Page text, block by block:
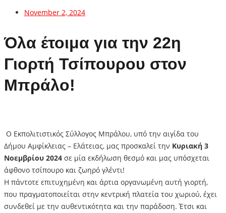
November 2, 2024
Όλα έτοιμα για την 22η
Γιορτή Τσίπουρου στον
Μπράλο!
Ο Εκπολιτιστικός Σύλλογος Μπράλου, υπό την αιγίδα του
Δήμου Αμφίκλειας – Ελάτειας, μας προσκαλεί την Κυριακή 3
Νοεμβρίου 2024 σε μία εκδήλωση θεσμό και μας υπόσχεται
άφθονο τσίπουρο και ζωηρό γλέντι!
Η πάντοτε επιτυχημένη και άρτια οργανωμένη αυτή γιορτή,
που πραγματοποιείται στην κεντρική πλατεία του χωριού, έχει
συνδεθεί με την αυθεντικότητα και την παράδοση. Έτσι και